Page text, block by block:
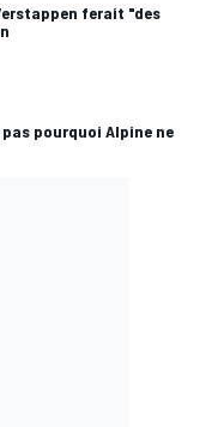
ferait "des
pourquoi Alpine ne